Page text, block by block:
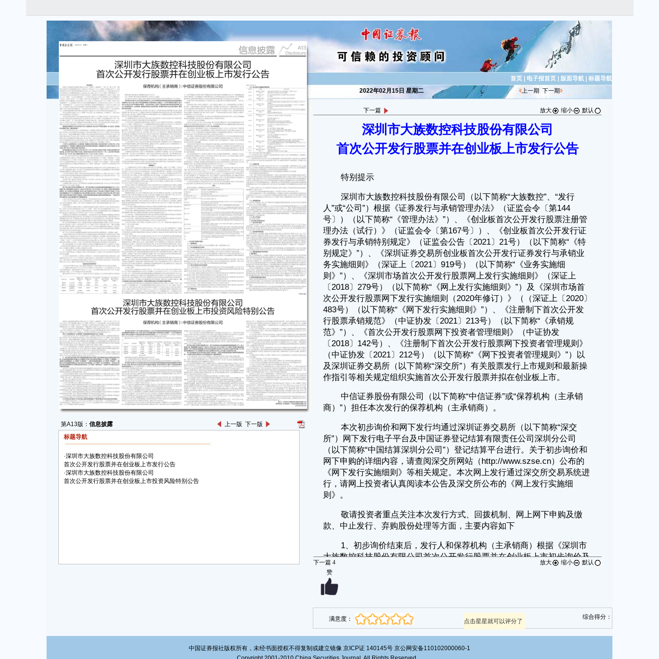
第A13版： 信息披露 上一版 下一版
标题导航
·深圳市大族数控科技股份有限公司
首次公开发行股票并在创业板上市发行公告
·深圳市大族数控科技股份有限公司
首次公开发行股票并在创业板上市投资风险特别公告
首页 电子报首页 版面导航
标题导航
2022年02月15日 星期二
上一期 下一期
下一篇 放大 缩小 默认
深圳市大族数控科技股份有限公司
首次公开发行股票并在创业板上市发行公告
特别提示
深圳市大族数控科技股份有限公司（以下简称“大族数控”、“发行
人”或“公司”）根据《证券发行与承销管理办法》（证监会令〔第144
号〕）（以下简称“《管理办法》”）、《创业板首次公开发行股票注册管
理办法（试行）》（证监会令〔第167号〕）、《创业板首次公开发行证
券发行与承销特别规定》（证监会公告〔2021〕21号）（以下简称“《特
别规定》”）、《深圳证券交易所创业板首次公开发行证券发行与承销业
务实施细则》（深证上〔2021〕919号）（以下简称“《业务实施细
则》”）、《深圳市场首次公开发行股票网上发行实施细则》（深证上
〔2018〕279号）（以下简称“《网上发行实施细则》”）及《深圳市场首
次公开发行股票网下发行实施细则（2020年修订）》（（深证上〔2020〕
483号）（以下简称“《网下发行实施细则》”）、《注册制下首次公开发
行股票承销规范》（中证协发〔2021〕213号）（以下简称“《承销规
范》”）、《首次公开发行股票网下投资者管理细则》（中证协发
〔2018〕142号）、《注册制下首次公开发行股票网下投资者管理规则》
（中证协发〔2021〕212号）（以下简称“《网下投资者管理规则》”）以
及深圳证券交易所（以下简称“深交所”）有关股票发行上市规则和最新操
作指引等相关规定组织实施首次公开发行股票并拟在创业板上市。
中信证券股份有限公司（以下简称“中信证券”或“保荐机构（主承销
商）”）担任本次发行的保荐机构（主承销商）。
本次初步询价和网下发行均通过深圳证券交易所（以下简称“深交
所”）网下发行电子平台及中国证券登记结算有限责任公司深圳分公司
（以下简称“中国结算深圳分公司”）登记结算平台进行。关于初步询价和
网下申购的详细内容，请查阅深交所网站（http://www.szse.cn）公布的
《网下发行实施细则》等相关规定。本次网上发行通过深交所交易系统进
行，请网上投资者认真阅读本公告及深交所公布的《网上发行实施细
则》。
敬请投资者重点关注本次发行方式、回拨机制、网上网下申购及缴
款、中止发行、弃购股份处理等方面，主要内容如下
1、初步询价结束后，发行人和保荐机构（主承销商）根据《深圳市
大族数控科技股份有限公司首次公开发行股票并在创业板上市初步询价及
推介公告》（以下简称“《初步询价及推介公告》”）规定的剔除规则，在
剔除不符合要求投资者报价的初步询价结果后，协商一致将拟申购价格高
于93.50元/股（含93.50元/股）的配售对象全部剔除。以上过程共剔除123
个配售对象，对应剔除的拟申购总量为78,140万股，占本次初步询价剔除
不符合要求投资者报价后拟申购数量总和7,700,980万股的1.0147%。剔除
部分不得参与网下及网上申购。具体剔除情况请见附表“配售对象初步询
价报价情况”中被标注为“高价剔除”的部分。
2、发行人和保荐机构（主承销商）根据初步询价结果，综合考虑发
行人所处行业、可比公司估值水平、市场情况、募集资金需求及承销风险
等因素，协商确定本次发行价格为76.56元/股，网下发行不再进行累计投
申购时无需缴付申购资金。本次网下发行申购日与网上申购日同为2022年
2月16日（T日），其中网下申购时间为09:30-15:00，网上申购时间为
3、本次发行的价格不高于剔除最高报价后网下投资者报价的中位数
和加权平均数，以及剔除最高报价后通过公开募集方式设立的证券投资基
金（以下简称“公募基金”）、全国社会保障基金（以下简称“社保基
金”）、基本养老保险基金（以下简称“养老金”）、根据《企业年金基金管
理办法》设立的企业年金基金（以下简称“企业年金基金”）和符合《保险
资金运用管理办法》等规定的保险资金（以下简称“保险资金”）的报价中
本次发行不安排向其他外部投资者的战略配售。依据本次发行价格，
保荐机构相关子公司不参与战略配售。最终，本次发行不向战略投资者定
向配售。初始战略配售与最终战略配售股数的差额210万股将回拨至网下
4、本次发行最终采用网下向符合条件的投资者询价配售（以下简
称“网下发行”）及网上向持有深圳市场非限售A股股份和非限售存托凭证
下一篇 4 放大 缩小
默认
赞
满意度： 点击星星就可以评分了
综合得分：
中国证券报社版权所有，未经书面授权不得复制或建立镜像 京ICP证 140145号 京公网安备110102000060-1